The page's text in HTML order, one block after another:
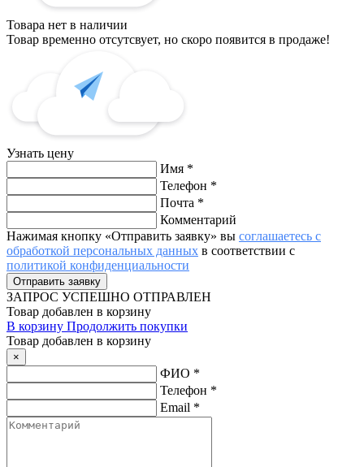
Товара нет в наличии
Товар временно отсутсвует, но скоро появится в продаже!
Узнать цену
Имя *
Телефон *
Почта *
Комментарий
Нажимая кнопку «Отправить заявку» вы соглашаетесь с
обработкой персональных данных в соответствии с
политикой конфиденциальности
ЗАПРОС УСПЕШНО ОТПРАВЛЕН
Товар добавлен в корзину
В корзину Продолжить покупки
Товар добавлен в корзину
×
ФИО *
Телефон *
Email *